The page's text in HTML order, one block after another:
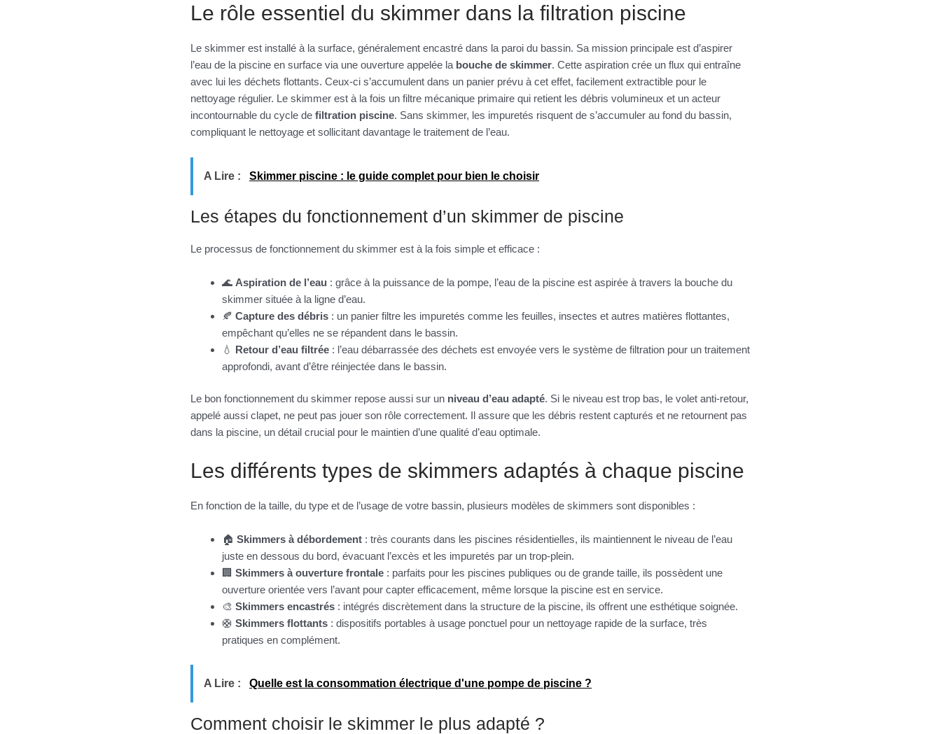
Le rôle essentiel du skimmer dans la filtration piscine
Le skimmer est installé à la surface, généralement encastré dans la paroi du bassin. Sa mission principale est d’aspirer
l’eau de la piscine en surface via une ouverture appelée la bouche de skimmer. Cette aspiration crée un flux qui entraîne
avec lui les déchets flottants. Ceux-ci s’accumulent dans un panier prévu à cet effet, facilement extractible pour le
nettoyage régulier. Le skimmer est à la fois un filtre mécanique primaire qui retient les débris volumineux et un acteur
incontournable du cycle de filtration piscine. Sans skimmer, les impuretés risquent de s’accumuler au fond du bassin,
compliquant le nettoyage et sollicitant davantage le traitement de l’eau.
A Lire : Skimmer piscine : le guide complet pour bien le choisir
Les étapes du fonctionnement d’un skimmer de piscine
Le processus de fonctionnement du skimmer est à la fois simple et efficace :
🌊 Aspiration de l’eau : grâce à la puissance de la pompe, l’eau de la piscine est aspirée à travers la bouche du
skimmer située à la ligne d’eau.
🍂 Capture des débris : un panier filtre les impuretés comme les feuilles, insectes et autres matières flottantes,
empêchant qu’elles ne se répandent dans le bassin.
💧 Retour d’eau filtrée : l’eau débarrassée des déchets est envoyée vers le système de filtration pour un traitement
approfondi, avant d’être réinjectée dans le bassin.
Le bon fonctionnement du skimmer repose aussi sur un niveau d’eau adapté. Si le niveau est trop bas, le volet anti-retour,
appelé aussi clapet, ne peut pas jouer son rôle correctement. Il assure que les débris restent capturés et ne retournent pas
dans la piscine, un détail crucial pour le maintien d’une qualité d’eau optimale.
Les différents types de skimmers adaptés à chaque piscine
En fonction de la taille, du type et de l’usage de votre bassin, plusieurs modèles de skimmers sont disponibles :
🏠 Skimmers à débordement : très courants dans les piscines résidentielles, ils maintiennent le niveau de l’eau
juste en dessous du bord, évacuant l’excès et les impuretés par un trop-plein.
🏢 Skimmers à ouverture frontale : parfaits pour les piscines publiques ou de grande taille, ils possèdent une
ouverture orientée vers l’avant pour capter efficacement, même lorsque la piscine est en service.
🎨 Skimmers encastrés : intégrés discrètement dans la structure de la piscine, ils offrent une esthétique soignée.
🛟 Skimmers flottants : dispositifs portables à usage ponctuel pour un nettoyage rapide de la surface, très
pratiques en complément.
A Lire : Quelle est la consommation électrique d'une pompe de piscine ?
Comment choisir le skimmer le plus adapté ?